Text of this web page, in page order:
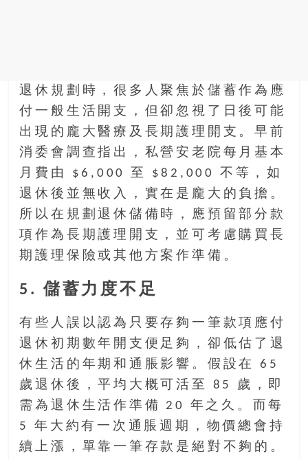
退休規劃時，很多人聚焦於儲蓄作為應
付一般生活開支，但卻忽視了日後可能
出現的龐大醫療及長期護理開支。早前
消委會調查指出，私營安老院每月基本
月費由 $6,000 至 $82,000 不等，如
退休後並無收入，實在是龐大的負擔。
所以在規劃退休儲備時，應預留部分款
項作為長期護理開支，並可考慮購買長
期護理保險或其他方案作準備。
5. 儲蓄力度不足
有些人誤以認為只要存夠一筆款項應付
退休初期數年開支便足夠，卻低估了退
休生活的年期和通脹影響。假設在 65
歲退休後，平均大概可活至 85 歲，即
需為退休生活作準備 20 年之久。而每
5 年大約有一次通脹週期，物價總會持
續上漲，單靠一筆存款是絕對不夠的。